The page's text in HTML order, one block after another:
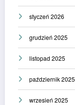
styczeń 2026
grudzień 2025
listopad 2025
październik 2025
wrzesień 2025